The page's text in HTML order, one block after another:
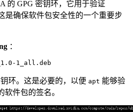
的 GPG 密钥环，它用于验证
是确保软件包安全性的一个重要步
：
环。这是必要的，以便 apt 能够验
件包的签名。